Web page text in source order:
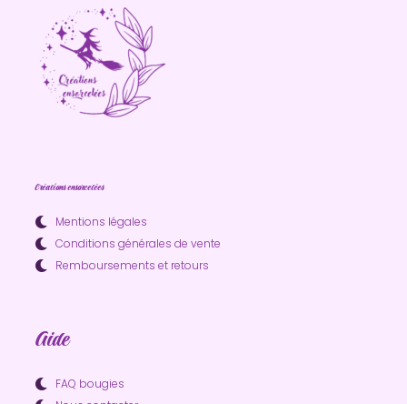
Créations ensorcelées
Mentions légales
Conditions générales de vente
Remboursements et retours
Aide
FAQ bougies